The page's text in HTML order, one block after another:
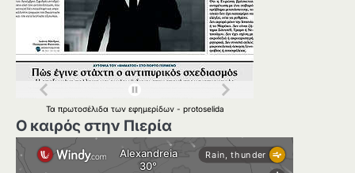
Τα πρωτοσέλιδα των εφημερίδων - protoselida
Ο καιρός στην Πιερία